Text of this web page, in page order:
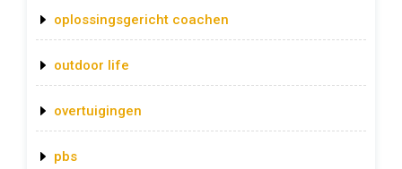
oplossingsgericht coachen
outdoor life
overtuigingen
pbs